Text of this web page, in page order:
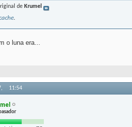
de Krumel
.
o luna era...
11:54